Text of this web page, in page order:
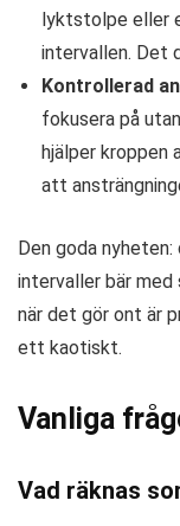
lyktstolpe eller
intervallen. Det
Kontrollerad
fokusera på
hjälper kroppen
att
Den goda
intervaller bär med
när det gör ont är
ett kaotiskt.
Vanliga
Vad räknas